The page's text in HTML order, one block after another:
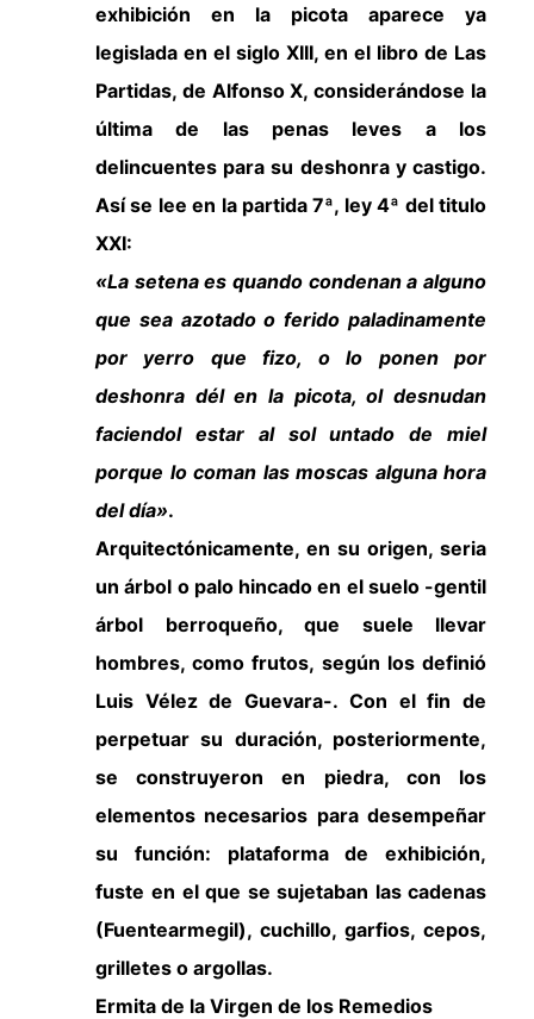
exhibición en la picota aparece ya
legislada en el siglo XIII, en el libro de Las
Partidas, de Alfonso X, considerándose la
última de las penas leves a los
delincuentes para su deshonra y castigo.
Así se lee en la partida 7ª, ley 4ª del titulo
XXI:
«La setena es quando condenan a alguno
que sea azotado o ferido paladinamente
por yerro que fizo, o lo ponen por
deshonra dél en la picota, ol desnudan
faciendol estar al sol untado de miel
porque lo coman las moscas alguna hora
del día».
Arquitectónicamente, en su origen, seria
un árbol o palo hincado en el suelo -gentil
árbol berroqueño, que suele llevar
hombres, como frutos, según los definió
Luis Vélez de Guevara-. Con el fin de
perpetuar su duración, posteriormente,
se construyeron en piedra, con los
elementos necesarios para desempeñar
su función: plataforma de exhibición,
fuste en el que se sujetaban las cadenas
(Fuentearmegil), cuchillo, garfios, cepos,
grilletes o argollas.
Ermita de la Virgen de los Remedios